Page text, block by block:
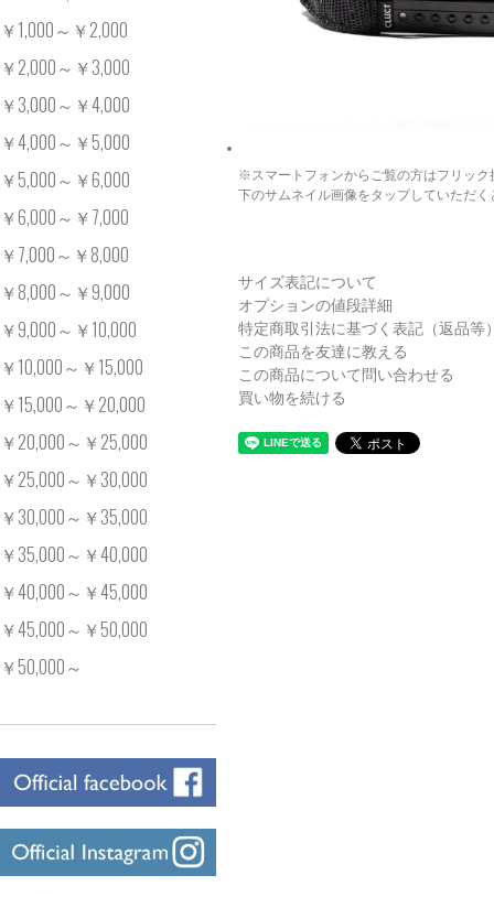
※スマートフォンからご覧の方はフリック
下のサムネイル画像をタップしていただ
サイズ表記について
オプションの値段詳細
特定商取引法に基づく表記（返品等
この商品を友達に教える
この商品について問い合わせる
買い物を続ける
￥1,000～￥2,000
￥2,000～￥3,000
￥3,000～￥4,000
￥4,000～￥5,000
￥5,000～￥6,000
￥6,000～￥7,000
￥7,000～￥8,000
￥8,000～￥9,000
￥9,000～￥10,000
￥10,000～￥15,000
￥15,000～￥20,000
￥20,000～￥25,000
￥25,000～￥30,000
￥30,000～￥35,000
￥35,000～￥40,000
￥40,000～￥45,000
￥45,000～￥50,000
￥50,000～